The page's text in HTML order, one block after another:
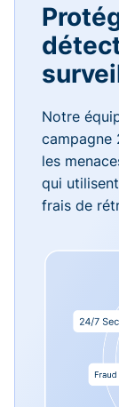
Notre
campagne
les
qui
frais de